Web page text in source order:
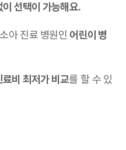
선택이 가능해요.
아 진료 병원인 어린이 병
비 최저가 비교를 할 수 있